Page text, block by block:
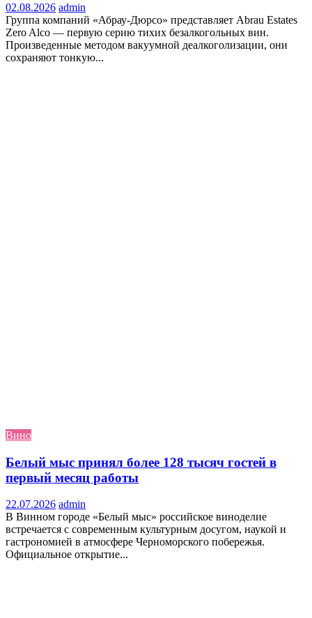
02.08.2026 admin
Группа компаний «Абрау-Дюрсо» представляет Abrau Estates
Zero Alco — первую серию тихих безалкогольных вин.
Произведенные методом вакуумной деалкоголизации, они
сохраняют тонкую...
Вино
Белый мыс принял более 128 тысяч гостей в
первый месяц работы
22.07.2026 admin
В Винном городе «Белый мыс» российское виноделие
встречается с современным культурным досугом, наукой и
гастрономией в атмосфере Черноморского побережья.
Официальное открытие...